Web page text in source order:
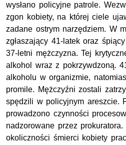
wysłano policyjne patrole.
zgon kobiety, na której ciele
zadane ostrym narzędziem. W
zgłaszający 41-latek oraz
37-letni mężczyzna. Tej
alkohol wraz z pokrzywdzoną.
alkoholu w organizmie,
promile. Mężczyźni zostali
spędzili w policyjnym areszcie.
prowadzono czynności
nadzorowane przez
okoliczności śmierci kobiety